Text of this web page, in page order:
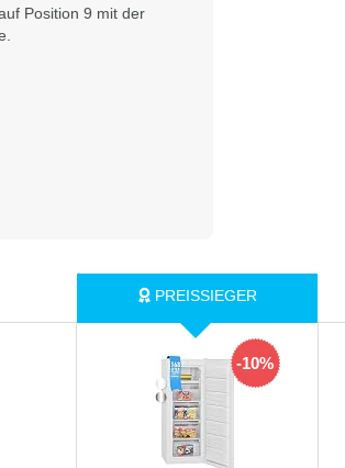
Position 9 mit der
-10%